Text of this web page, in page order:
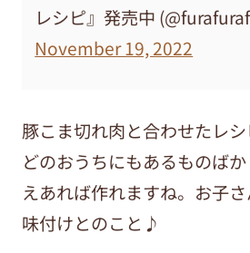
レシピ』発売中
November 19, 2022
豚こま切れ肉と合わせたレ
どのおうちにもあるものば
えあれば作れますね。お子
味付けとのこと♪